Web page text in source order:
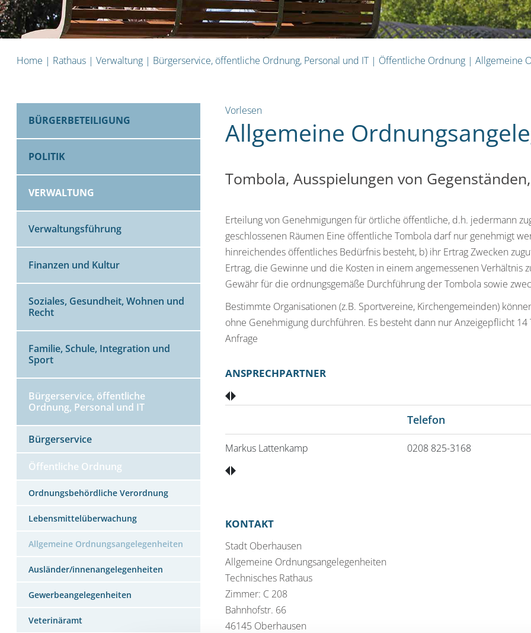
Home | Rathaus | Verwaltung | Bürgerservice, öffentliche Ordnung, Personal und IT| Öffentliche Ordnung | Allgemeine
BÜRGERBETEILIGUNG
POLITIK
VERWALTUNG
Verwaltungsführung
Finanzen und Kultur
Soziales, Gesundheit, Wohnen und
Recht
Familie, Schule, Integration und
Sport
Bürgerservice, öffentliche
Ordnung, Personal und IT
Bürgerservice
Öffentliche Ordnung
Ordnungsbehördliche Verordnung
Lebensmittelüberwachung
Allgemeine Ordnungsangelegenheiten
Ausländer/innenangelegenheiten
Gewerbeangelegenheiten
Veterinäramt
Vorlesen
Allgemeine
Tombola, Ausspielungen von
Erteilung von Genehmigungen für örtliche öffentliche, d.h. jedermann
geschlossenen Räumen Eine öffentliche Tombola darf nur genehmigt
hinreichendes öffentliches Bedürfnis besteht, b) ihr Ertrag Zwecken
Ertrag, die Gewinne und die Kosten in einem angemessenen
Gewähr für die ordnungsgemäße Durchführung der Tombola sowie
Bestimmte Organisationen (z.B. Sportvereine, Kirchengemeinden)
ohne Genehmigung durchführen. Es besteht dann nur Anzeigepflicht
Anfrage
ANSPRECHPARTNER
Telefon
Markus Lattenkamp 0208 825-3168
KONTAKT
Stadt Oberhausen
Allgemeine Ordnungsangelegenheiten
Technisches Rathaus
Zimmer: C 208
Bahnhofstr. 66
46145 Oberhausen